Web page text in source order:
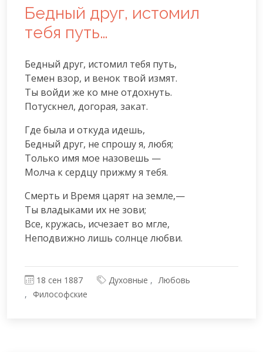
Бедный друг, истомил
тебя путь…
Бедный друг, истомил тебя путь,
Темен взор, и венок твой измят.
Ты войди же ко мне отдохнуть.
Потускнел, догорая, закат.
Где была и откуда идешь,
Бедный друг, не спрошу я, любя;
Только имя мое назовешь —
Молча к сердцу прижму я тебя.
Смерть и Время царят на земле,—
Ты владыками их не зови;
Все, кружась, исчезает во мгле,
Неподвижно лишь солнце любви.
18 сен 1887 Духовные
Любовь
Философские